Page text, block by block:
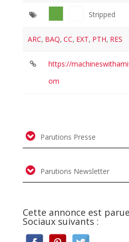
Stripped
ARC, BAQ, CC, EXT, PTH, RES
https://
om
Parutions Presse
Parutions Newsletter
Cette annonce est
Sociaux suivants :